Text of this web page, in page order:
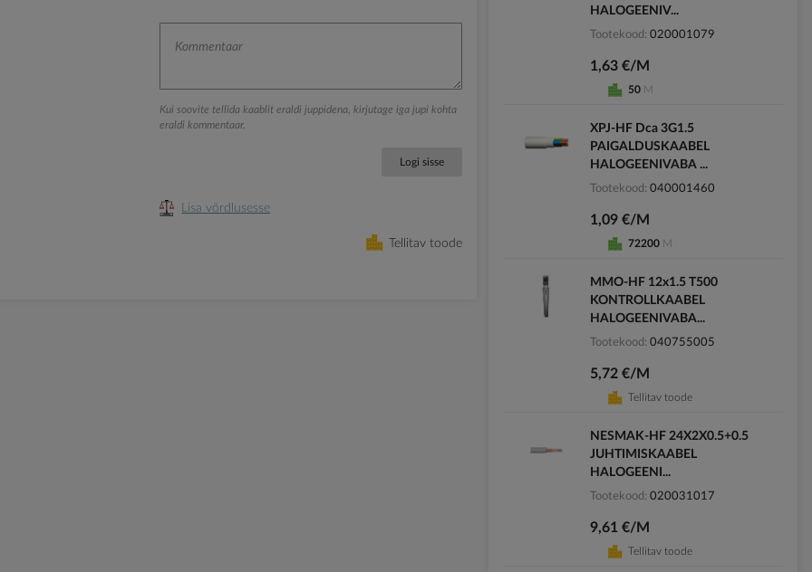
Kui soovite tellida kaablit eraldi juppidena, kirjutage iga jupi kohta
eraldi kommentaar.
Logi sisse
Lisa võrdlusesse
Tellitav toode
HALOGEENIV...
Tootekood 020001079
1,63 €/M
50 M
XPJ-HF Dca 3G1.5
PAIGALDUSKAABEL
HALOGEENIVABA ...
Tootekood 040001460
1,09 €/M
72200 M
MMO-HF 12x1.5 T500
KONTROLLKAABEL
HALOGEENIVABA...
Tootekood 040755005
5,72 €/M
Tellitav toode
NESMAK-HF 24X2X0.5+0.5
JUHTIMISKAABEL
HALOGEENI...
Tootekood 020031017
9,61 €/M
Tellitav toode